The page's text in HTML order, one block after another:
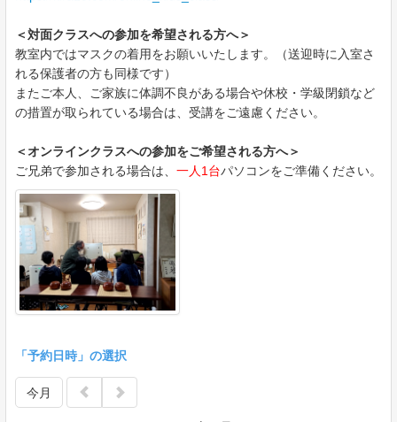
＜対面クラスへの参加を希望される方へ＞
教室内ではマスクの着用をお願いいたします。（送迎時に入室さ
れる保護者の方も同様です）
またご本人、ご家族に体調不良がある場合や休校・学級閉鎖など
の措置が取られている場合は、受講をご遠慮ください。
＜オンラインクラスへの参加をご希望される方へ＞
ご兄弟で参加される場合は、 一人1台パソコンをご準備ください。
「予約日時」の選択
今月